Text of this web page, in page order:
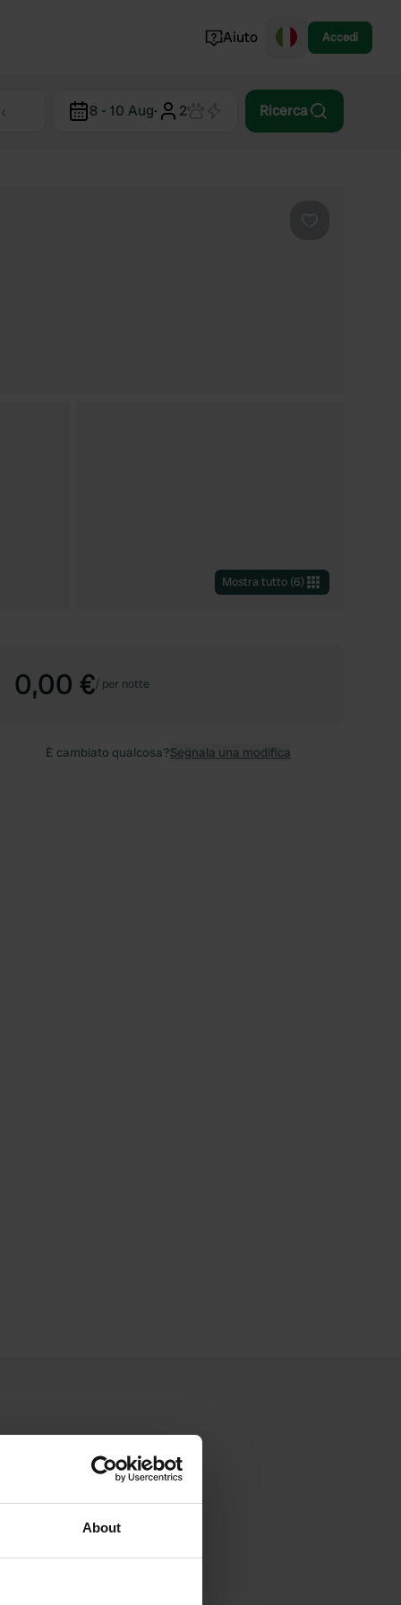
About
Portogallo
Aiuto Accedi
8 - 10 Aug· 2 Ricerca
Mostra tutto (6)
0,00 €/ per notte
È cambiato qualcosa?Segnala una modifica